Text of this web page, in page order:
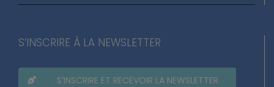
S’INSCRIRE À LA NEWSLETTER
S’INSCRIRE ET RECEVOIR LA NEWSLETTER